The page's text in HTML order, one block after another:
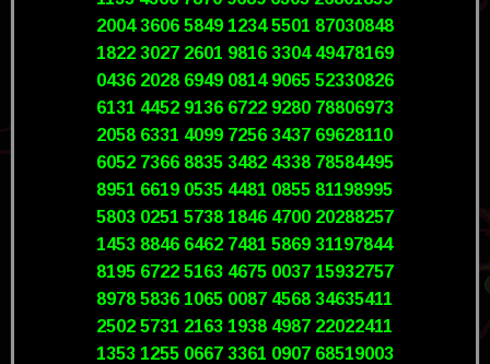
2004 3606 5849 1234 5501 87030848
1822 3027 2601 9816 3304 49478169
0436 2028 6949 0814 9065 52330826
6131 4452 9136 6722 9280 78806973
2058 6331 4099 7256 3437 69628110
6052 7366 8835 3482 4338 78584495
8951 6619 0535 4481 0855 81198995
5803 0251 5738 1846 4700 20288257
1453 8846 6462 7481 5869 31197844
8195 6722 5163 4675 0037 15932757
8978 5836 1065 0087 4568 34635411
2502 5731 2163 1938 4987 22022411
1353 1255 0667 3361 0907 68519003